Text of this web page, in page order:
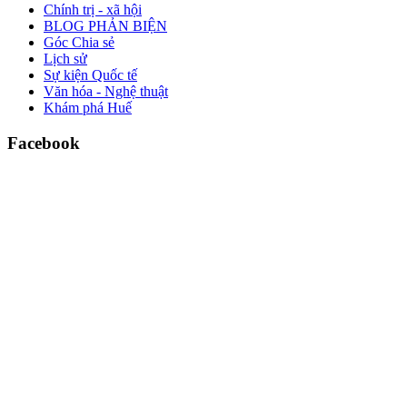
Chính trị - xã hội
BLOG PHẢN BIỆN
Góc Chia sẻ
Lịch sử
Sự kiện Quốc tế
Văn hóa - Nghệ thuật
Khám phá Huế
Facebook